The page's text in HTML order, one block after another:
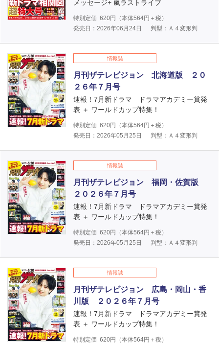
メッセージ+ 嵐ラストライブ
特別定価 620円（本体564円＋税）
発売日：2026年06月24日
判型：Ａ４変形判
情報誌
月刊ザテレビジョン 北海道版 ２０
２６年７月号
速報！7月新ドラマ ドラマアカデミー賞発
表 ＋ ワールドカップ特集！
特別定価 620円（本体564円＋税）
発売日：2026年05月25日
判型：Ａ４変形判
情報誌
月刊ザテレビジョン 福岡・佐賀版
２０２６年７月号
速報！7月新ドラマ ドラマアカデミー賞発
表 ＋ ワールドカップ特集！
特別定価 620円（本体564円＋税）
発売日：2026年05月25日
判型：Ａ４変形判
情報誌
月刊ザテレビジョン 広島・岡山・香
川版 ２０２６年７月号
速報！7月新ドラマ ドラマアカデミー賞発
表 ＋ ワールドカップ特集！
特別定価 620円（本体564円＋税）